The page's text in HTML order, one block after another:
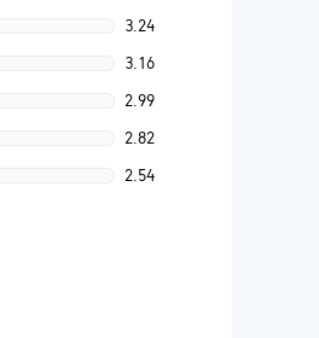
3.24
3.16
2.99
2.82
2.54